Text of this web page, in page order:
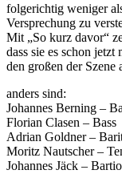
folgerichtig weniger
Versprechung zu
Mit „So kurz davor“
dass sie es schon jetzt
den großen der Szene
anders sind:
Johannes Berning –
Florian Clasen – Bass
Adrian Goldner –
Moritz Nautscher –
Johannes Jäck –